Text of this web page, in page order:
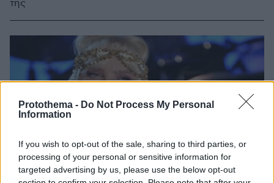
Protothema - Do Not Process My Personal
Information
If you wish to opt-out of the sale, sharing to third parties, or
processing of your personal or sensitive information for
targeted advertising by us, please use the below opt-out
της